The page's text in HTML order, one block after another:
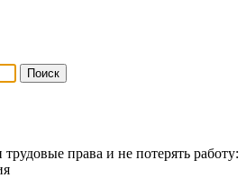
права и не потерять работу: